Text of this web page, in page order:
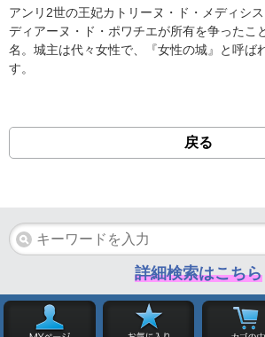
アンリ2世の王妃カトリーヌ・ド・メディシ
ディアーヌ・ド・ポワチエが所有を争ったこ
名。城主は代々女性で、『女性の城』と呼ば
す。
戻る
詳細検索はこちら